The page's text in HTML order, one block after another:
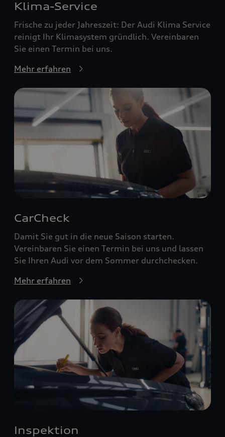
Klima-Service
Frische zu jeder Jahreszeit: Der Audi Klima Service
reinigt Ihr Klimasystem gründlich. Vereinbaren
Sie einen Termin bei uns.
Mehr erfahren
CarCheck
Damit Sie gut in die neue Saison starten.
Vereinbaren Sie einen Termin bei uns und lassen
Sie Ihren Audi vor dem Sommer durchchecken.
Mehr erfahren
Inspektion